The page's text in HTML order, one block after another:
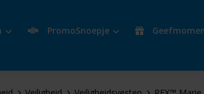
PromoSnoepje